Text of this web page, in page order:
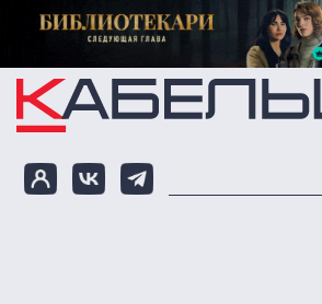
Перейти к основному содержанию